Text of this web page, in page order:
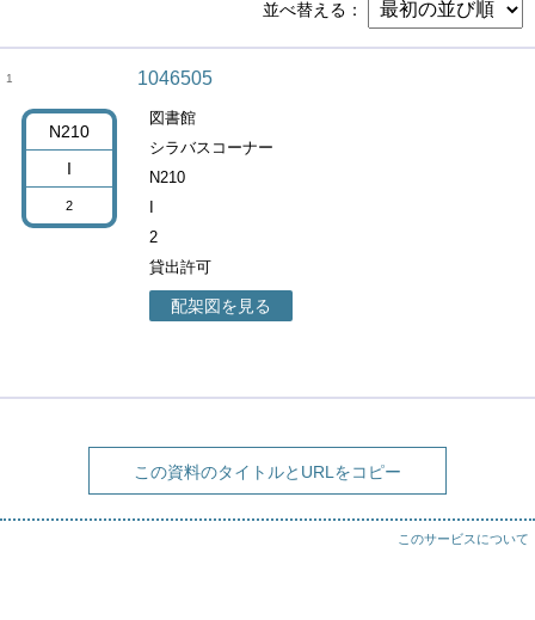
並べ替える
1
N210
I
2
1046505
図書館
シラバスコーナー
N210
2
貸出許可
配架図を見る
この資料のタイトルとURLをコピー
このサービスについて